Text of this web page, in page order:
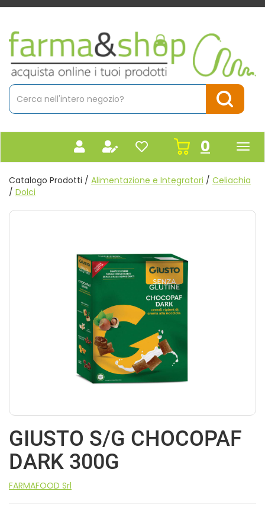
Passa
contenuto
principale
Farmacia
Massaro
Cerca
Prodotto
Cerca
0inseriti
Catalogo Prodotti / Alimentazione e Integratori / Celiachia
/ Dolci
GIUSTO S/G CHOCOPAF
DARK 300G
FARMAFOOD Srl